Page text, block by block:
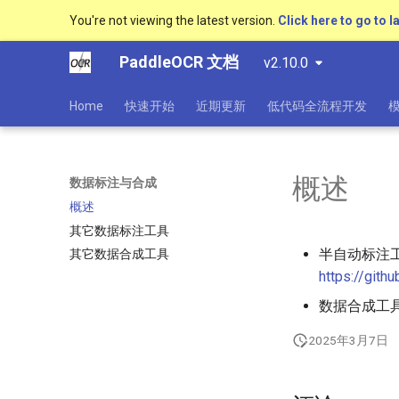
You're not viewing the latest version. Click here to go to
PaddleOCR 文档 v2.10.0
Home 快速开始 近期更新 低代码全流程开发
数据标注与合成
概述
其它数据标注工具
其它数据合成工具
概述
半自动标注
https://
数据合成工
2025年3月7日